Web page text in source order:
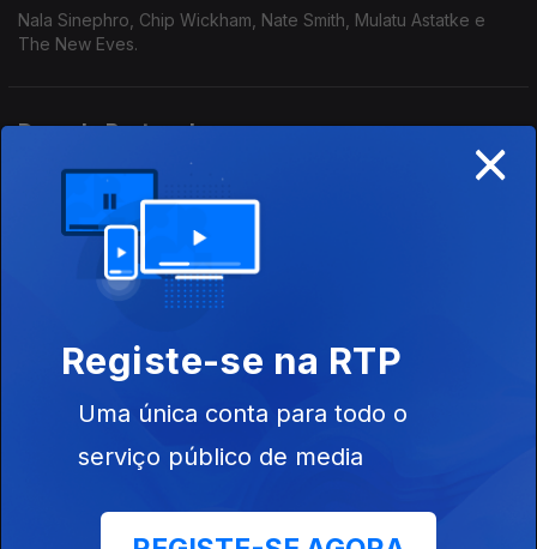
Nala Sinephro, Chip Wickham, Nate Smith, Mulatu Astatke e
The New Eves.
Ducado Portucalense
12 out. 2025
Da Chick, Raquel Martins, Três Tristes Tigres, Brandee
Younger e Makaya McCraven.
05 out. 2025
Beirut, Zé Ibarra, KeiyaA, Haruomi Hosono, Mal Waldron e
Valentina Magaletti
×
Registe-se na RTP
Uma única conta para todo o
serviço público de media